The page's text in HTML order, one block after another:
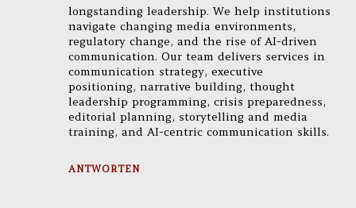
longstanding leadership. We help institutions
navigate changing media environments,
regulatory change, and the rise of AI-driven
communication. Our team delivers services in
communication strategy, executive
positioning, narrative building, thought
leadership programming, crisis preparedness,
editorial planning, storytelling and media
training, and AI-centric communication skills.
ANTWORTEN